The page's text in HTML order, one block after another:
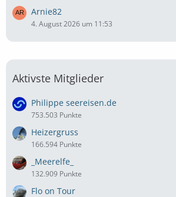
Arnie82
4. August 2026 um 11:53
Aktivste Mitglieder
Philippe seereisen.de
753.503 Punkte
Heizergruss
166.594 Punkte
_Meerelfe_
132.909 Punkte
Flo on Tour